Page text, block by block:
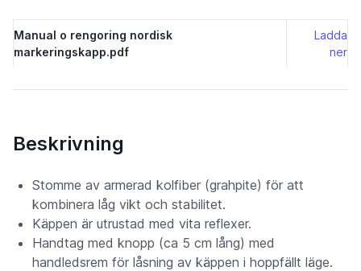
Manual o rengoring nordisk
markeringskapp.pdf
Ladda
ner
Beskrivning
Stomme av armerad kolfiber (grahpite) för att
kombinera låg vikt och stabilitet.
Käppen är utrustad med vita reflexer.
Handtag med knopp (ca 5 cm lång) med
handledsrem för låsning av käppen i hoppfällt läge.